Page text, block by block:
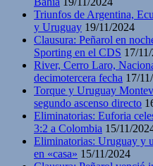
Triunfos de Argentina,
y Uruguay 19/11/2024
Clausura: Peñarol en
Sporting en el CDS 17/
River, Cerro Laro,
decimotercera fecha 17/
Torque y Uruguay
segundo ascenso directo
Eliminatorias: Euforia
3:2 a Colombia 15/11/
Eliminatorias: Uruguay y
en «casa» 15/11/2024